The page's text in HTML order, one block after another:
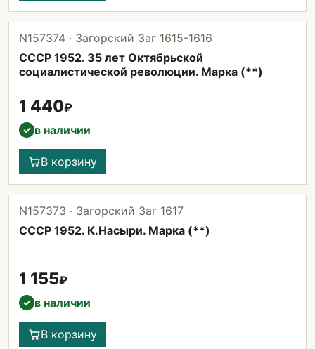
N157374 · Загорский Заг 1615-1616
СССР 1952. 35 лет Октябрьской
социалистической революции. Марка (**)
1 440₽
✓ в наличии
В корзину
N157373 · Загорский Заг 1617
СССР 1952. К.Насыри. Марка (**)
1 155₽
✓ в наличии
В корзину